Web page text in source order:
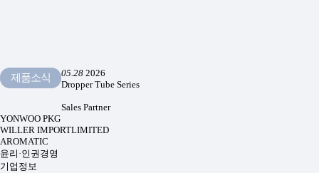
제품소식 05.28 2026
Dropper Tube Series
Sales Partner
YONWOO PKG
WILLER IMPORTLIMITED
AROMATIC
윤리·인권경영
기업정보